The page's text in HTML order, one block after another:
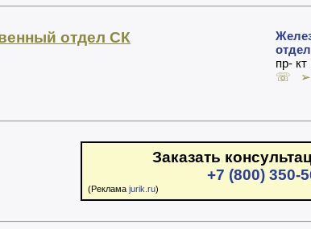
отдел СК
пр-
☏ ➢
Заказать
+7 (800) 350-
(Реклама jurik.ru)